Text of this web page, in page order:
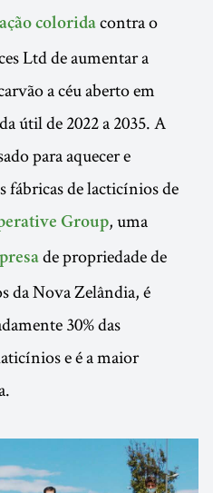
colorida contra o
Ltd de aumentar a
a céu aberto em
útil de 2022 a 2035. A
para aquecer e
fábricas de lacticínios de
Group, uma
de propriedade de
da Nova Zelândia, é
30% das
e é a maior